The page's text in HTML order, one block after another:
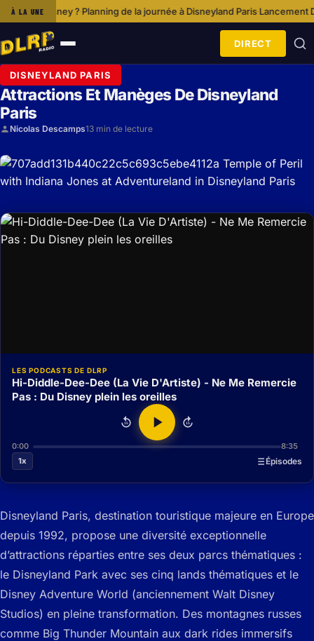
À LA UNE
de la journée à Disneyland Paris·Lancement De Disney+ Et Impact
Ouvrir
le
menu
DIRECT
DISNEYLAND PARIS
Attractions Et Manèges De Disneyland
Paris
Nicolas Descamps13 min de lecture
LES PODCASTS DE DLRP
Hi-Diddle-Dee-Dee (La Vie D'Artiste) - Ne Me Remercie
Pas : Du Disney plein les oreilles
15 15
0:00
8:35
1x
Épisodes
Disneyland Paris, destination touristique majeure en Europe
depuis 1992, propose une diversité exceptionnelle
d’attractions réparties entre ses deux parcs thématiques :
le Disneyland Park avec ses cinq lands thématiques et le
Disney Adventure World (anciennement Walt Disney
Studios) en pleine transformation. Des montagnes russes
comme Big Thunder Mountain aux dark rides immersifs